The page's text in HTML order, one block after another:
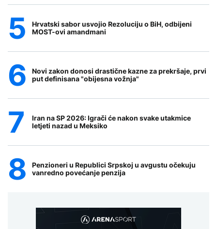
Hrvatski sabor usvojio Rezoluciju o BiH, odbijeni
MOST-ovi amandmani
Novi zakon donosi drastične kazne za prekršaje, prvi
put definisana "obijesna vožnja"
Iran na SP 2026: Igrači će nakon svake utakmice
letjeti nazad u Meksiko
Penzioneri u Republici Srpskoj u avgustu očekuju
vanredno povećanje penzija